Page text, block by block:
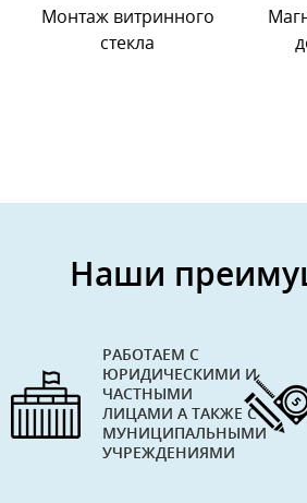
Монтаж витринного
стекла
Наши
РАБОТАЕМ С
ЮРИДИЧЕСКИМИ И
ЧАСТНЫМИ
ЛИЦАМИ А ТАКЖЕ С
МУНИЦИПАЛЬНЫМИ
УЧРЕЖДЕНИЯМИ